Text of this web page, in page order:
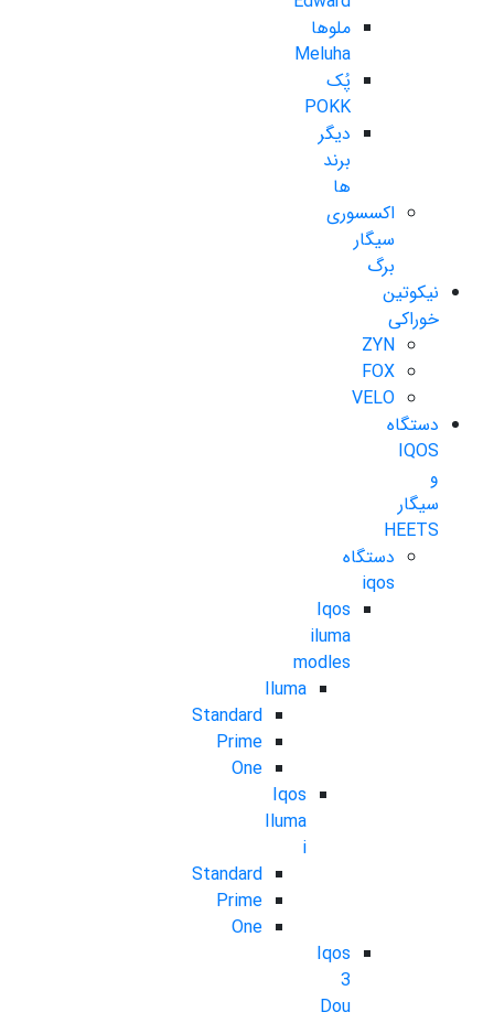
ملوها
Meluha
پُک
POKK
دیگر
برند
ها
اکسسوری
سیگار
برگ
نیکوتین
خوراکی
ZYN
FOX
VELO
دستگاه
IQOS
و
سیگار
HEETS
دستگاه
iqos
Iqos
iluma
modles
Iluma
Standard
Prime
One
Iqos
Iluma
i
Standard
Prime
One
Iqos
3
Dou